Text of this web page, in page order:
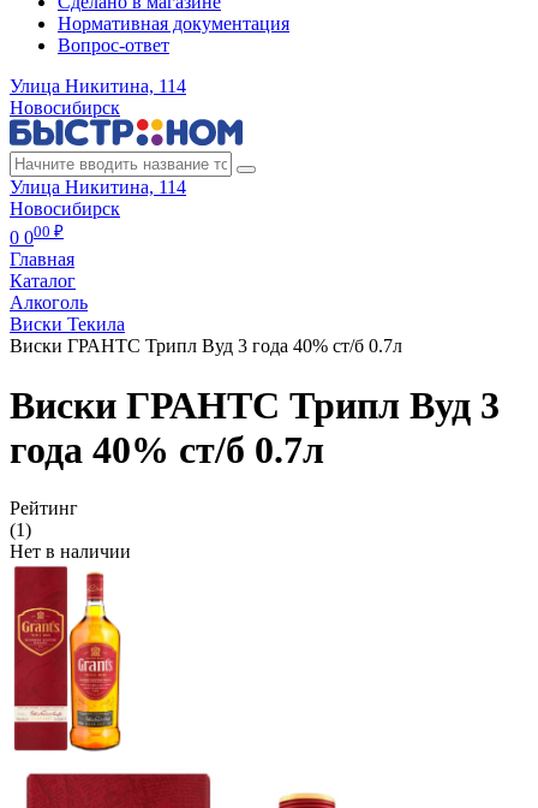
Нормативная документация
Вопрос-ответ
Улица Никитина, 114
Новосибирск
Улица Никитина, 114
Новосибирск
0 000 ₽
Главная
Каталог
Алкоголь
Виски Текила
Виски ГРАНТС Трипл Вуд 3 года 40% ст/б 0.7л
Виски ГРАНТС Трипл Вуд 3
года 40% ст/б 0.7л
Рейтинг
(1)
Нет в наличии